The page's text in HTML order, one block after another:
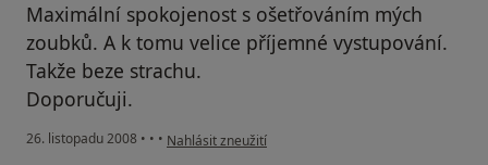
Maximální spokojenost s ošetřováním mých
zoubků. A k tomu velice příjemné vystupování.
Takže beze strachu.
Doporučuji.
26. listopadu 2008 • • • podle názoru uživatele Magdalena Komárková
Nahlásit zneužití